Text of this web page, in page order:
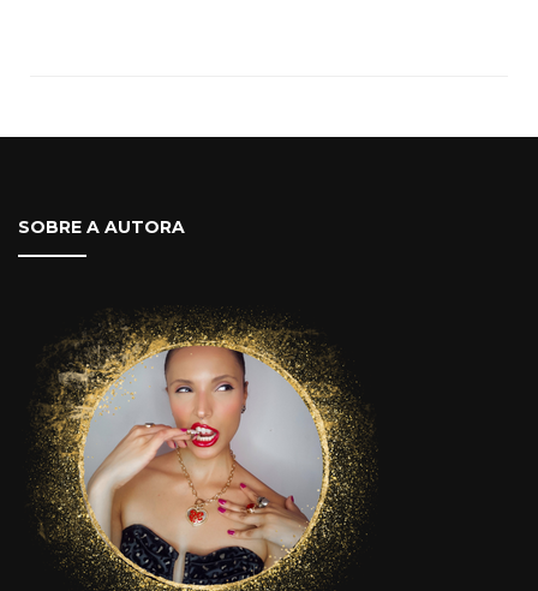
SOBRE A AUTORA